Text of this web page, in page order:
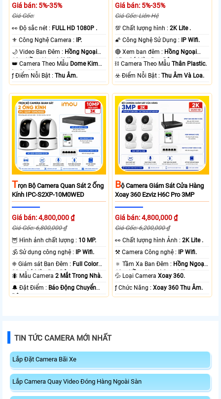
Giá bán: 5%-35%
Giá Gốc:
️👀 Độ sắc nét : FULL HD 1080P .
⚜️ Công Nghệ Camera : IP.
🌙 Video Ban Đêm : Hồng Ngoại
10m Hồng Ngoại SMD.
👑 Camera Theo Mẫu Dome Kim
loại + Nhựa.
️ƒ Điểm Nỗi Bật :Thu Âm.
Giá bán: 5%-35%
Giá Gốc: Liên Hệ
💯 Chất lượng hình :2K Lite .
🌠 Công Nghệ Sử Dụng : IP Wifi.
🔴 Xem ban đêm : Hồng Ngoại
15m Có Màu Ban Ðêm.
⛓ Camera Theo MẫuThân Plastic.
️☣️ Điểm Nỗi Bật :Thu Âm Và Loa.
TRọn Bộ Camera Quan Sát 2 Ống
Kính IPC-S2XP-10M0WED
Giá bán: 4,800,000 ₫
Giá Gốc: 6,800,000 ₫
🦉 Hình ảnh chất lượng : 10 MP.
🕉️ Sử dụng công nghệ : IP Wifi.
❈ Giám sát Ban Đêm : Full Color
20m Có Màu Ban Ðêm.
🐜 Mẫu Camera2 Mắt Trong Nhà.
️🔔 Đặt Điểm : Báo Động Chuyển
Động.
BỘ Camera Giám Sát Cửa Hàng
Xoay 360 Ezviz H6C Pro 3MP
Giá bán: 4,800,000 ₫
Giá Gốc: 6,200,000 ₫
️👀 Chất lượng hình Ảnh :2K Lite .
⚒ Camera Công nghệ : IP Wifi.
🔅 Tầm Xa Ban Đêm : Hồng Ngoại
10m Hồng Ngoại Smart IR.
💦 Loại CameraXoay 360.
️ƒ Chức Năng :Xoay 360 Thu Âm.
TIN TỨC CAMERA MỚI NHẤT
Lắp Đặt Camera Bãi Xe
Lắp Camera Quay Video Đóng Hàng Ngoài Sàn